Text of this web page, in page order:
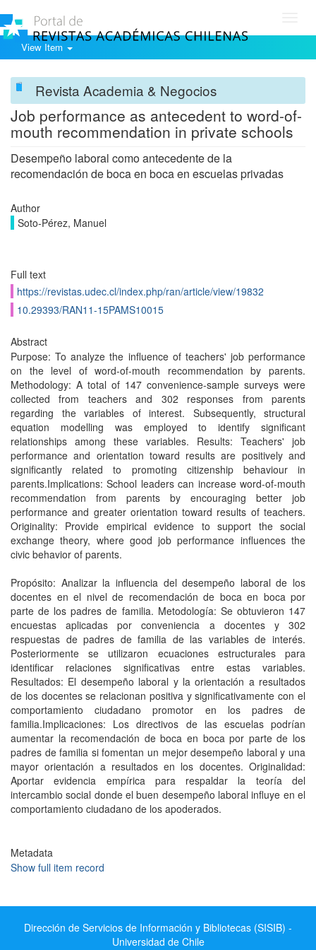
View Item
Revista Academia & Negocios
Job performance as antecedent to word-of-
mouth recommendation in private schools
Desempeño laboral como antecedente de la
recomendación de boca en boca en escuelas privadas
Author
Soto-Pérez, Manuel
Full text
https://revistas.udec.cl/index.php/ran/article/view/19832
10.29393/RAN11-15PAMS10015
Abstract
Purpose: To analyze the influence of teachers' job performance
on the level of word-of-mouth recommendation by parents.
Methodology: A total of 147 convenience-sample surveys were
collected from teachers and 302 responses from parents
regarding the variables of interest. Subsequently, structural
equation modelling was employed to identify significant
relationships among these variables. Results: Teachers' job
performance and orientation toward results are positively and
significantly related to promoting citizenship behaviour in
parents.Implications: School leaders can increase word-of-mouth
recommendation from parents by encouraging better job
performance and greater orientation toward results of teachers.
Originality: Provide empirical evidence to support the social
exchange theory, where good job performance influences the
civic behavior of parents.
Propósito: Analizar la influencia del desempeño laboral de los
docentes en el nivel de recomendación de boca en boca por
parte de los padres de familia. Metodología: Se obtuvieron 147
encuestas aplicadas por conveniencia a docentes y 302
respuestas de padres de familia de las variables de interés.
Posteriormente se utilizaron ecuaciones estructurales para
identificar relaciones significativas entre estas variables.
Resultados: El desempeño laboral y la orientación a resultados
de los docentes se relacionan positiva y significativamente con el
comportamiento ciudadano promotor en los padres de
familia.Implicaciones: Los directivos de las escuelas podrían
aumentar la recomendación de boca en boca por parte de los
padres de familia si fomentan un mejor desempeño laboral y una
mayor orientación a resultados en los docentes. Originalidad:
Aportar evidencia empírica para respaldar la teoría del
intercambio social donde el buen desempeño laboral influye en el
comportamiento ciudadano de los apoderados.
Metadata
Show full item record
Dirección de Servicios de Información y Bibliotecas (SISIB) -
Universidad de Chile